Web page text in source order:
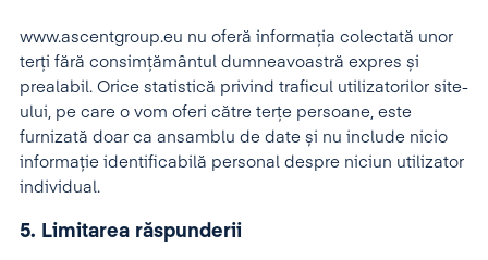
www.ascentgroup.eu nu oferă informația colectată unor
terți fără consimțământul dumneavoastră expres și
prealabil. Orice statistică privind traficul utilizatorilor site-
ului, pe care o vom oferi către terțe persoane, este
furnizată doar ca ansamblu de date și nu include nicio
informație identificabilă personal despre niciun utilizator
individual.
5. Limitarea răspunderii